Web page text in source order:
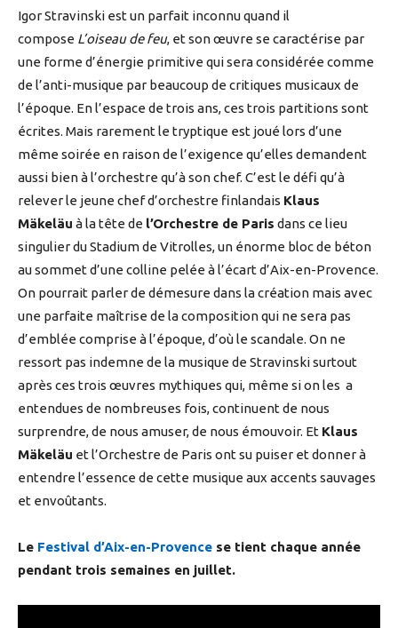
Igor Stravinski est un parfait inconnu quand il
compose L’oiseau de feu, et son œuvre se caractérise par
une forme d’énergie primitive qui sera considérée comme
de l’anti-musique par beaucoup de critiques musicaux de
l’époque. En l’espace de trois ans, ces trois partitions sont
écrites. Mais rarement le tryptique est joué lors d’une
même soirée en raison de l’exigence qu’elles demandent
aussi bien à l’orchestre qu’à son chef. C’est le défi qu’à
relever le jeune chef d’orchestre finlandais Klaus
Mäkeläu à la tête de l’Orchestre de Paris dans ce lieu
singulier du Stadium de Vitrolles, un énorme bloc de béton
au sommet d’une colline pelée à l’écart d’Aix-en-Provence.
On pourrait parler de démesure dans la création mais avec
une parfaite maîtrise de la composition qui ne sera pas
d’emblée comprise à l’époque, d’où le scandale. On ne
ressort pas indemne de la musique de Stravinski surtout
après ces trois œuvres mythiques qui, même si on les a
entendues de nombreuses fois, continuent de nous
surprendre, de nous amuser, de nous émouvoir. Et Klaus
Mäkeläu et l’Orchestre de Paris ont su puiser et donner à
entendre l’essence de cette musique aux accents sauvages
et envoûtants.
Le Festival d’Aix-en-Provence se tient chaque année
pendant trois semaines en juillet.